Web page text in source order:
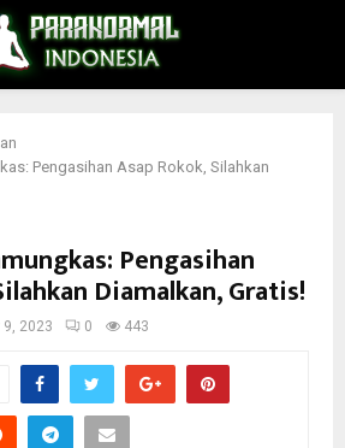
Pengasihan Asap Rokok, Silahkan
Pengasihan
Diamalkan, Gratis!
9, 2023 0 443